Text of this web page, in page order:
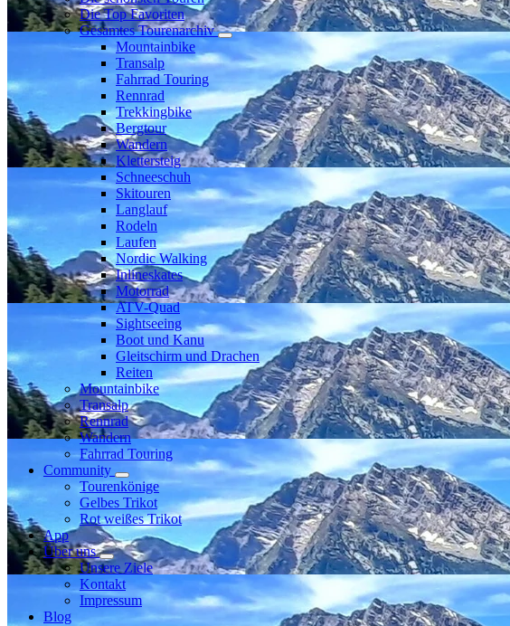
Die Top Favoriten
Gesamtes Tourenarchiv
Mountainbike
Transalp
Fahrrad Touring
Rennrad
Trekkingbike
Bergtour
Wandern
Klettersteig
Schneeschuh
Skitouren
Langlauf
Rodeln
Laufen
Nordic Walking
Inlineskates
Motorrad
ATV-Quad
Sightseeing
Boot und Kanu
Gleitschirm und Drachen
Reiten
Mountainbike
Transalp
Rennrad
Wandern
Fahrrad Touring
Community
Tourenkönige
Gelbes Trikot
Rot weißes Trikot
App
Über uns
Unsere Ziele
Kontakt
Impressum
Blog